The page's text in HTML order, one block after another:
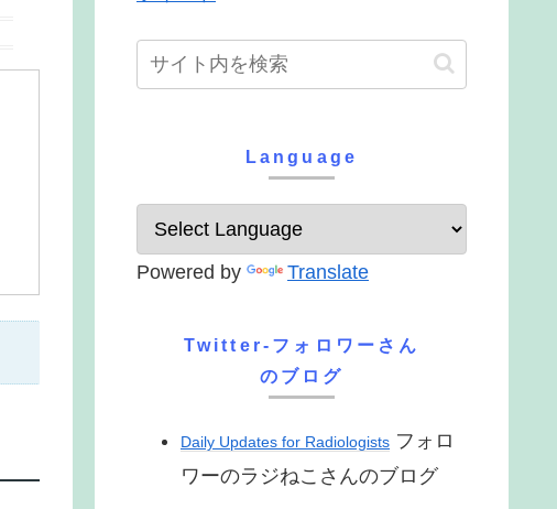
Language
Powered by Translate
Twitter-フォロワーさん
のブログ
Daily Updates for Radiologists フォロ
ワーのラジねこさんのブログ